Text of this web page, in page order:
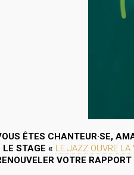
ÊTES CHANTEUR·SE,
LE STAGE « LE JAZZ OUVRE LA
VOTRE